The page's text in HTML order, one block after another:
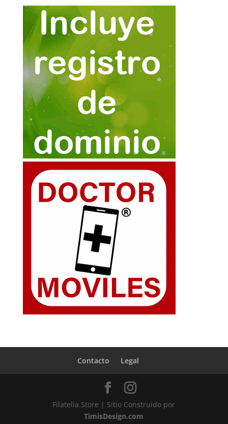
Contacto Legal
Filatelia.Store | Sitio Construido por
TimisDesign.com